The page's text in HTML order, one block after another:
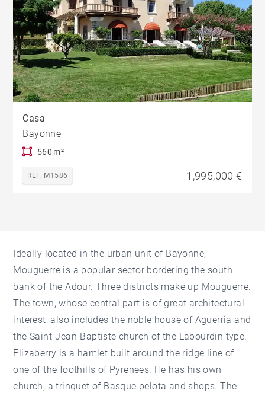
Casa
Bayonne
560 m²
REF. M1586 1,995,000 €
Ideally located in the urban unit of Bayonne,
Mouguerre is a popular sector bordering the south
bank of the Adour. Three districts make up Mouguerre.
The town, whose central part is of great architectural
interest, also includes the noble house of Aguerria and
the Saint-Jean-Baptiste church of the Labourdin type.
Elizaberry is a hamlet built around the ridge line of
one of the foothills of Pyrenees. He has his own
church, a trinquet of Basque pelota and shops. The